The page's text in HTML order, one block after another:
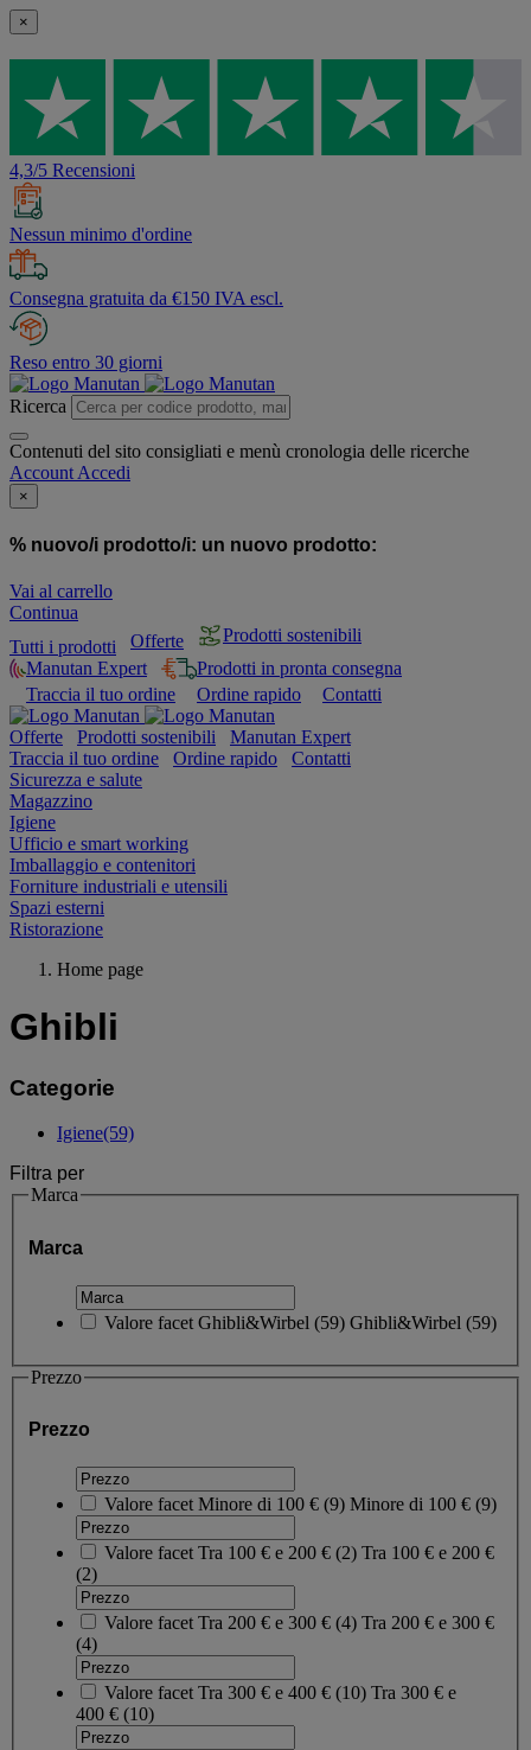
×
4,3/5 Recensioni
Nessun minimo d'ordine
Consegna gratuita da €150 IVA escl.
Reso entro 30 giorni
Ricerca
Contenuti del sito consigliati e menù cronologia delle ricerche
Account Accedi
×
% nuovo/i prodotto/i: un nuovo prodotto:
Vai al carrello
Continua
Tutti i prodotti
Offerte
Prodotti sostenibili
Manutan Expert
Prodotti in pronta consegna
Traccia il tuo ordine
Ordine rapido Contatti
Offerte Prodotti sostenibili
Manutan Expert
Traccia il tuo ordine
Ordine rapido
Contatti
Sicurezza e salute
Magazzino
Igiene
Ufficio e smart working
Imballaggio e contenitori
Forniture industriali e utensili
Spazi esterni
Ristorazione
Home page
Ghibli
Categorie
Igiene(59)
Filtra per
Marca
Marca
Valore facet Ghibli&Wirbel (59) Ghibli&Wirbel (59)
Prezzo
Prezzo
Valore facet Minore di 100 € (9) Minore di 100 € (9)
Valore facet Tra 100 € e 200 € (2) Tra 100 € e 200 €
(2)
Valore facet Tra 200 € e 300 € (4) Tra 200 € e 300 €
(4)
Valore facet Tra 300 € e 400 € (10) Tra 300 € e
400 € (10)